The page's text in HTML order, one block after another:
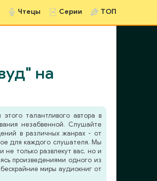
Чтецы Серии ТОП
на
талантливого автора в
незабвенной. Слушайте
в различных жанрах - от
для каждого слушателя. Мы
только развлекут вас, но и
произведениями одного из
миры аудиокниг от